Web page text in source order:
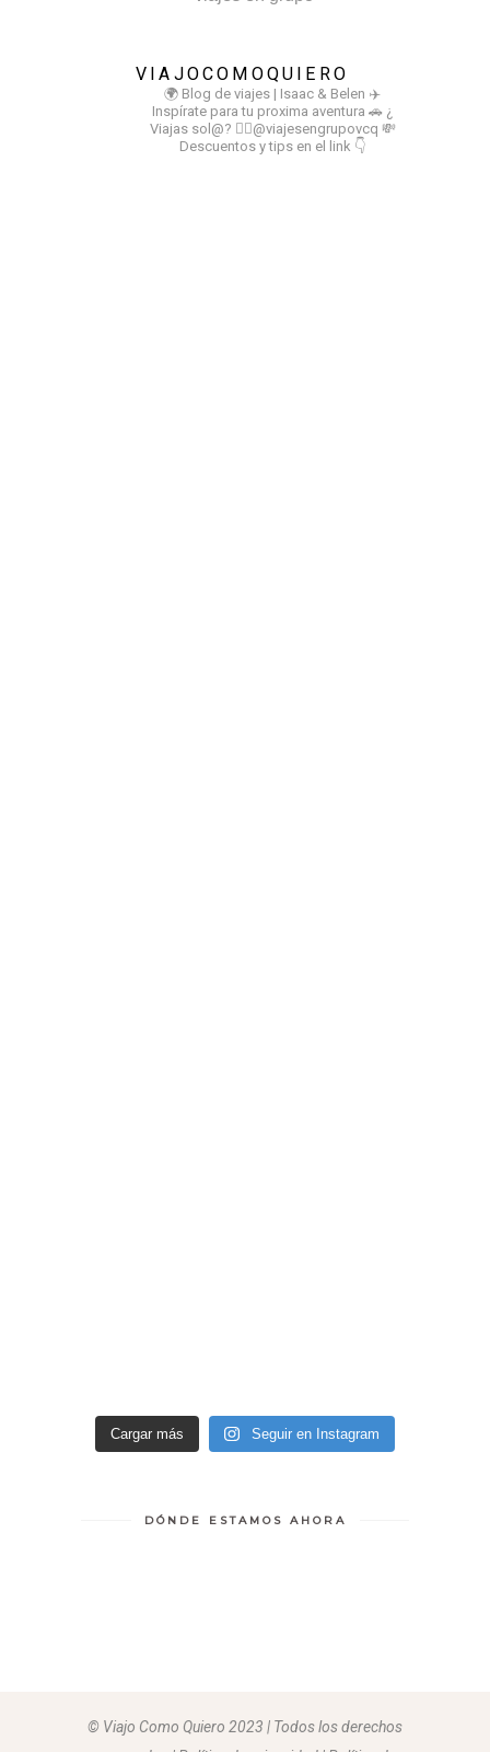
VIAJOCOMOQUIERO
🌍 Blog de viajes | Isaac & Belen ✈️
Inspírate para tu proxima aventura 🚗 ¿
Viajas sol@? 👉🏻@viajesengrupovcq 💸
Descuentos y tips en el link 👇
Cargar más Seguir en Instagram
DÓNDE ESTAMOS AHORA
© Viajo Como Quiero 2023 | Todos los derechos